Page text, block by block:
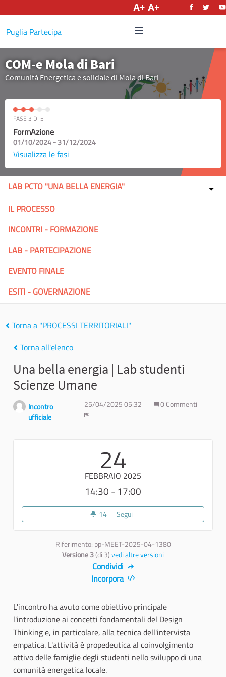
Puglia Partecipa
COM-e Mola di Bari
Comunità Energetica e solidale di Mola di Bari
FASE 3 DI 5
FormAzione
01/10/2024 - 31/12/2024
Visualizza le fasi
LAB PCTO "UNA BELLA ENERGIA"
IL PROCESSO
INCONTRI - FORMAZIONE
LAB - PARTECIPAZIONE
EVENTO FINALE
ESITI - GOVERNAZIONE
Torna a "PROCESSI TERRITORIALI"
Torna all'elenco
Una bella energia | Lab studenti
Scienze Umane
Incontro
ufficiale
25/04/2025 05:32
0 Commenti
24
FEBBRAIO 2025
14:30 - 17:00
14 14 sostenitori
Segui
Riferimento: pp-MEET-2025-04-1380
Versione 3(di 3)vedi altre versioni
Condividi
Incorpora
L'incontro ha avuto come obiettivo principale
l'introduzione ai concetti fondamentali del Design
Thinking e, in particolare, alla tecnica dell'intervista
empatica. L'attività è propedeutica al coinvolgimento
attivo delle famiglie degli studenti nello sviluppo di una
comunità energetica locale.